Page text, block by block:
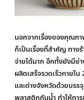
นอกจากเรื่องของคุณภา
ก็เป็นเรื่องที่สำคัญ ทาง
จ่ายได้มาก อีกทั้งยังมีช่
ผลิตเสร็จรวดเร็วภายใ
และต่างจังหวัดด้วยบร
พลาสติกกันน้ำ ทำให้กา